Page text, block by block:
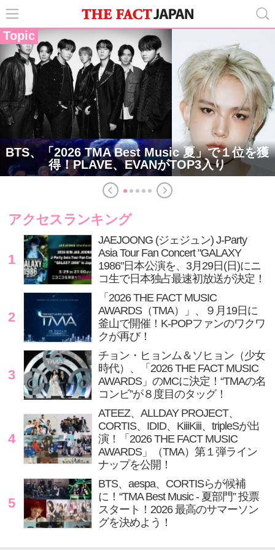
Topic
BTS、「2026 TMA Best Music 夏」で１位を獲
得！PLAVE、EVANがTOP3入り
アクセスランキング
1
JAEJOONG (ジェジュン) J-Party
Asia Tour Fan Concert "GALAXY
1986"日本公演を、3月29日(日)にニ
コ生で日本独占最速初放送が決定！
2
「2026 THE FACT MUSIC
AWARDS（TMA）」、９月19日に
釜山で開催！K-POPファンのワクワ
クが再び！
3
チョン・ヒョンム＆ソヒョン（少女
時代）、「2026 THE FACT MUSIC
AWARDS」のMCに決定！“TMAの名
コンビ”が８度目のタッグ！
4
ATEEZ、ALLDAY PROJECT、
CORTIS、IDID、KiiiKiii、tripleSが出
演！「2026 THE FACT MUSIC
AWARDS」（TMA）第１弾ライン
ナップを公開！
5
BTS、aespa、CORTISらが候補
に！“TMA Best Music - 夏部門” 投票
スタート！2026 最高のサマーソン
グを決めよう！